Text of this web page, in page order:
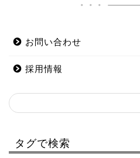
お問い合わせ
採用情報
タグで検索